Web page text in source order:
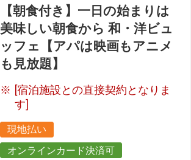
【朝食付き】一日の始まりは
美味しい朝食から 和・洋ビュ
ッフェ【アパは映画もアニメ
も見放題】
[宿泊施設との直接契約となりま
す]
現地払い
オンラインカード決済可